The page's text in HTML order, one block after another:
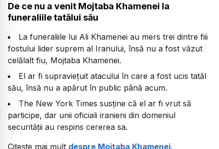
De ce nu a venit Mojtaba Khamenei la
funeraliile tatălui său
La funeraliile lui Ali Khamenei au mers trei dintre fiii
fostului lider suprem al Iranului, însă nu a fost văzut
celălalt fiu, Mojtaba Khamenei.
El ar fi supraviețuit atacului în care a fost ucis tatăl
său, însă nu a apărut în public până acum.
The New York Times susține că el ar fi vrut să
participe, dar unii oficiali iranieni din domeniul
securității au respins cererea sa.
Citește mai mult despre Mojtaba Khamenei.